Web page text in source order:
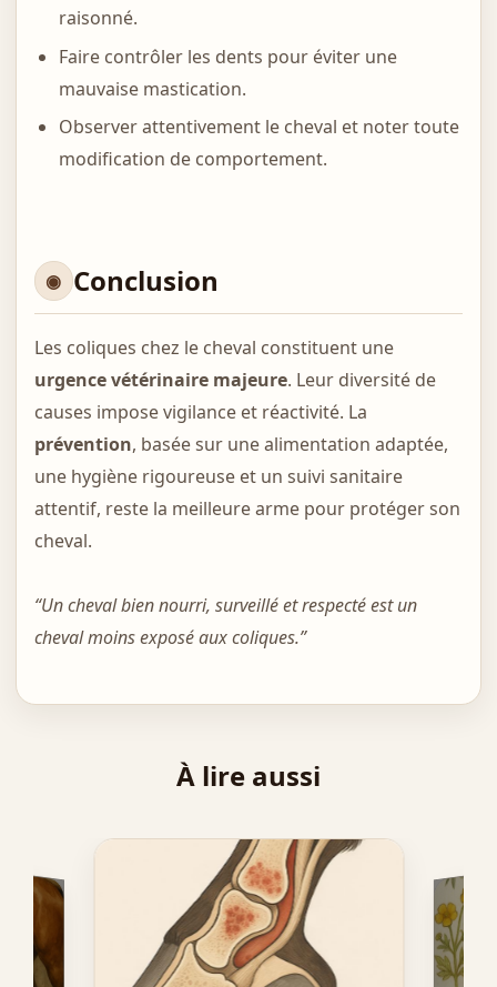
raisonné.
Faire contrôler les dents pour éviter une
mauvaise mastication.
Observer attentivement le cheval et noter toute
modification de comportement.
Conclusion
Les coliques chez le cheval constituent une
urgence vétérinaire majeure. Leur diversité de
causes impose vigilance et réactivité. La
prévention, basée sur une alimentation adaptée,
une hygiène rigoureuse et un suivi sanitaire
attentif, reste la meilleure arme pour protéger son
cheval.
“Un cheval bien nourri, surveillé et respecté est un
cheval moins exposé aux coliques.”
À lire aussi